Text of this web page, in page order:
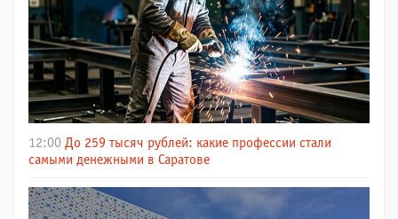
12:00 До 259 тысяч рублей: какие профессии стали
самыми денежными в Саратове